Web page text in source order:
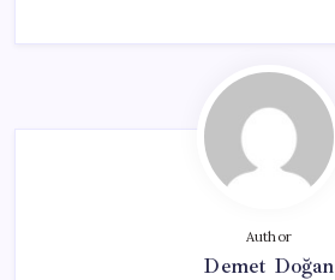
Author
Demet Doğan